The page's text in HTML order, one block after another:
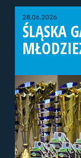
28.06.2026
ŚLĄSKA